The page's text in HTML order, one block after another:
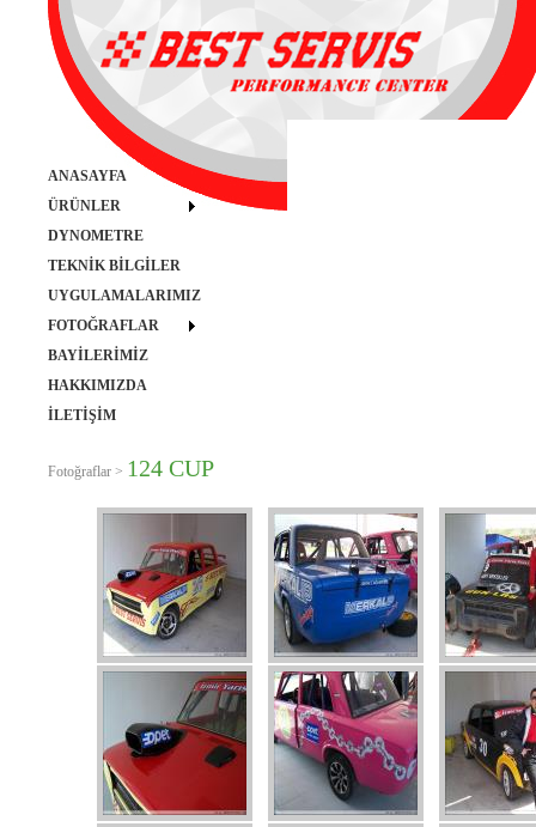
ANASAYFA
ÜRÜNLER
DYNOMETRE
TEKNİK BİLGİLER
UYGULAMALARIMIZ
FOTOĞRAFLAR
BAYİLERİMİZ
HAKKIMIZDA
İLETİŞİM
Fotoğraflar > 124 CUP